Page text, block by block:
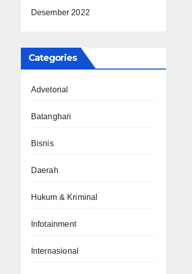
Desember 2022
Categories
Advetorial
Batanghari
Bisnis
Daerah
Hukum & Kriminal
Infotainment
Internasional